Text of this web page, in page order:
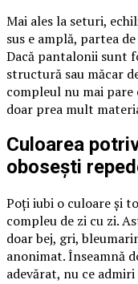
Mai ales la seturi,
sus e amplă, partea
Dacă pantalonii sunt
structură sau măcar
compleul nu mai
doar prea mult
Culoarea
obosești
Poți iubi o culoare și
compleu de zi cu zi.
doar bej, gri,
anonimat. Înseamnă
adevărat, nu ce